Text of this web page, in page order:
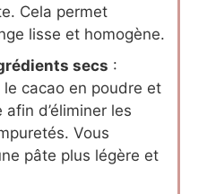
Cela permet
lisse et homogène.
secs :
cacao en poudre et
d’éliminer les
Vous
pâte plus légère et